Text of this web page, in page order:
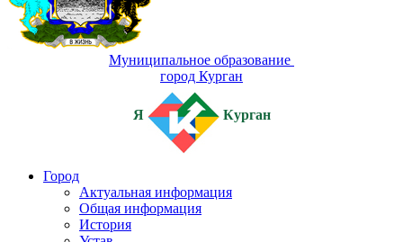
Муниципальное образование
город Курган
Я Курган
Город
Актуальная информация
Общая информация
История